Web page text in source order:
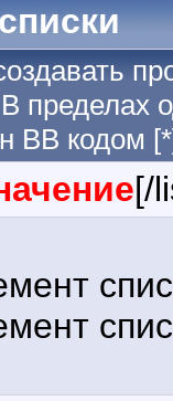
BB кодом
[/